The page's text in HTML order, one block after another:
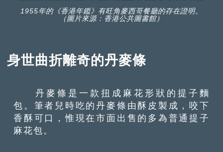
1955年的《香港年鑑》有旺角麥西哥餐廳的存在證明。
（圖片來源：香港公共圖書館）
身世曲折離奇的丹麥條
丹麥條是一款扭成麻花形狀的提子麵
包。筆者兒時吃的丹麥條由酥皮製成，咬下
香酥可口，惟現在市面出售的多為普通提子
麻花包。